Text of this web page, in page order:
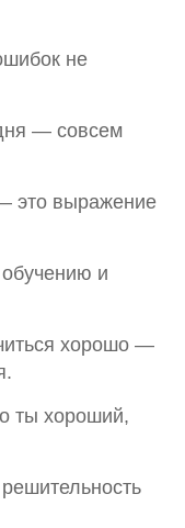
не
— совсем
это выражение
и
хорошо —
ты хороший,